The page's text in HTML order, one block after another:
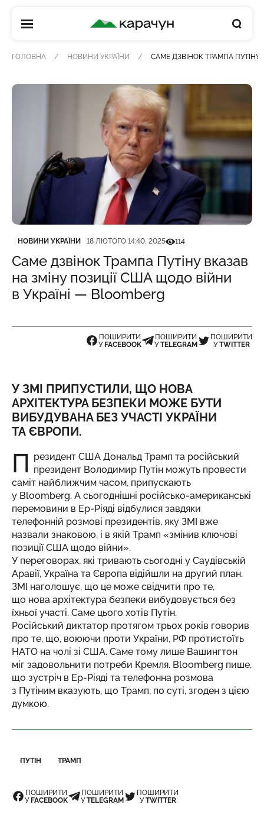
КАРАЧУН
ГОЛОВНА НОВИНИ УКРАЇНИ САМЕ ДЗВІНОК ТРАМПА ПУТІНУ
Категорія
НОВИНИ УКРАЇНИ
Дата публікації 18 ЛЮТОГО 14:40, 2025Кількість переглядів
114
Саме дзвінок Трампа Путіну вказав
на зміну позиції США щодо війни
в Україні — Bloomberg
ПОШИРИТИ
У FACEBOOK
ПОШИРИТИ
УTELEGRAM
ПОШИРИТИ
УTWITTER
У ЗМІ ПРИПУСТИЛИ, ЩО НОВА
АРХІТЕКТУРА БЕЗПЕКИ МОЖЕ БУТИ
ВИБУДУВАНА БЕЗ УЧАСТІ УКРАЇНИ
ТА ЄВРОПИ.
П резидент США Дональд Трамп та російський
президент Володимир Путін можуть провести
саміт найближчим часом, припускають
у Bloomberg. А сьогоднішні російсько-американські
перемовини в Ер-Ріяді відбулися завдяки
телефонній розмові президентів, яку ЗМІ вже
назвали знаковою, і в якій Трамп «змінив ключові
позиції США щодо війни».
У переговорах, які тривають сьогодні у Саудівській
Аравії, Україна та Європа відійшли на другий план.
ЗМІ наголошує, що це може свідчити про те,
що нова архітектура безпеки вибудовується без
їхньої участі. Саме цього хотів Путін.
Російський диктатор протягом трьох років говорив
про те, що, воюючи проти України, РФ протистоїть
НАТО на чолі зі США. Саме тому лише Вашингтон
міг задовольнити потреби Кремля. Bloomberg пише,
що зустріч в Ер-Ріяді та телефонна розмова
з Путіним вказують, що Трамп, по суті, згоден з цією
думкою.
ПУТІН ТРАМП
ПОШИРИТИ
У FACEBOOK
ПОШИРИТИ
УTELEGRAM
ПОШИРИТИ
УTWITTER